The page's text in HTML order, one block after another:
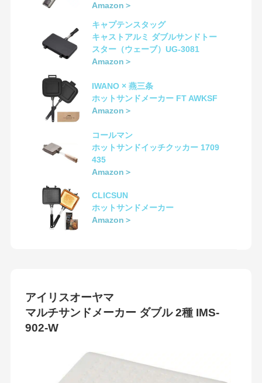
Amazon＞
キャプテンスタッグ
キャストアルミ ダブルサンドトー
スター（ウェーブ）UG-3081
Amazon＞
IWANO × 燕三条
ホットサンドメーカー FT AWKSF
Amazon＞
コールマン
ホットサンドイッチクッカー 1709
435
Amazon＞
CLICSUN
ホットサンドメーカー
Amazon＞
アイリスオーヤマ
マルチサンドメーカー ダブル 2種 IMS-
902-W